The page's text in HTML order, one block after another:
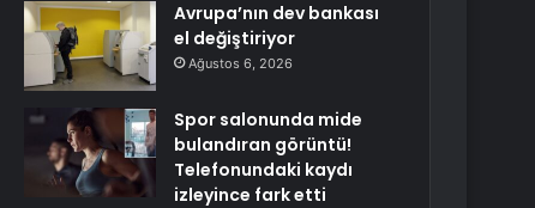
Avrupa’nın dev bankası
el değiştiriyor
Ağustos 6, 2026
Spor salonunda mide
bulandıran görüntü!
Telefonundaki kaydı
izleyince fark etti